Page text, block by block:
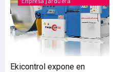
Ekicontrol expone en